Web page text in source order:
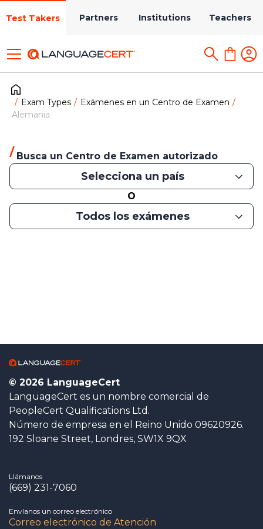
Test Takers Partners Institutions Teachers
Exam Types
Exámenes en un Centro de Examen
Alemania
Busca un Centro de Examen autorizado
Selecciona un país
O
Todos los exámenes
© 2026 LanguageCert
LanguageCert es un nombre comercial de
PeopleCert Qualifications Ltd.
Número de empresa en el Reino Unido 09620926.
192 Sloane Street, Londres, SW1X 9QX
Llámanos
(669) 231-7060
Envíanos un correo electrónico
Correo electrónico de Atención